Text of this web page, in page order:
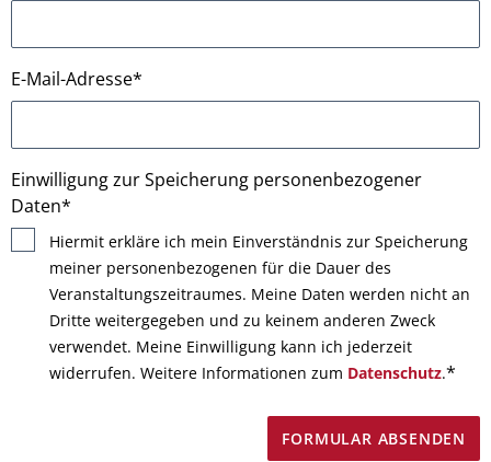
E-Mail-Adresse*
Einwilligung zur Speicherung personenbezogener
Daten*
Hiermit erkläre ich mein Einverständnis zur Speicherung
meiner personenbezogenen für die Dauer des
Veranstaltungszeitraumes. Meine Daten werden nicht an
Dritte weitergegeben und zu keinem anderen Zweck
verwendet. Meine Einwilligung kann ich jederzeit
widerrufen. Weitere Informationen zum Datenschutz.*